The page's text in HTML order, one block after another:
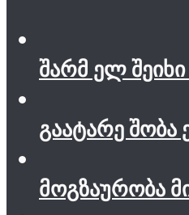
შარმ ელ შეიხი
გაატარე შობა
მოგზაურობა